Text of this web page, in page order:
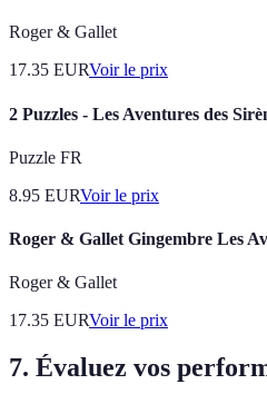
Roger & Gallet
17.35 EURVoir le prix
2 Puzzles - Les Aventures des
Puzzle FR
8.95 EURVoir le prix
Roger & Gallet Gingembre Les
Roger & Gallet
17.35 EURVoir le prix
7. Évaluez vos